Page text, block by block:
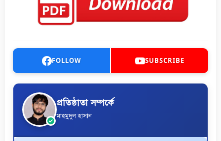
FOLLOW SUBSCRIBE
প্রতিষ্ঠাতা সম্পর্কে
মাহমুদুল হাসান